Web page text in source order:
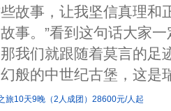
故事，让我坚信真理和
事。”看到这句话大家
我们就跟随着莫言的足
般的中世纪古堡，这是